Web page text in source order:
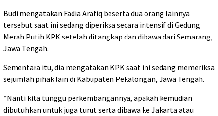
Budi mengatakan Fadia Arafiq beserta dua orang lainnya
tersebut saat ini sedang diperiksa secara intensif di Gedung
Merah Putih KPK setelah ditangkap dan dibawa dari Semarang,
Jawa Tengah.
Sementara itu, dia mengatakan KPK saat ini sedang memeriksa
sejumlah pihak lain di Kabupaten Pekalongan, Jawa Tengah.
“Nanti kita tunggu perkembangannya, apakah kemudian
dibutuhkan untuk juga turut serta dibawa ke Jakarta atau